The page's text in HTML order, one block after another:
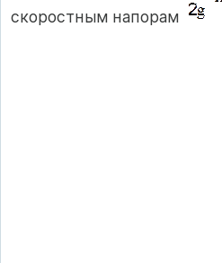
скоростным напорам